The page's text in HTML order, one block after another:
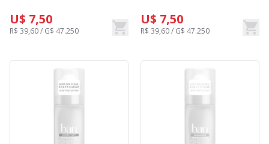
U$ 7,50
R$ 39,60 / G$ 47.250
U$ 7,50
R$ 39,60 / G$ 47.250